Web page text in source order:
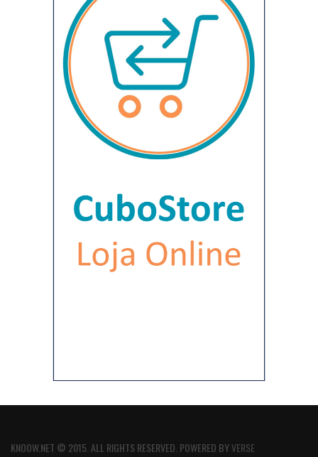
KNOOW.NET © 2015. ALL RIGHTS RESERVED. POWERED BYVERSE